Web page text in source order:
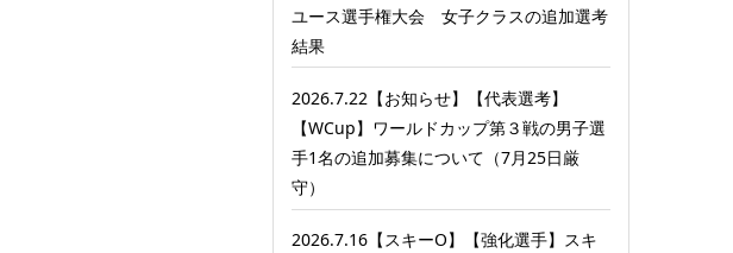
ユース選手権大会 女子クラスの追加選考
結果
2026.7.22【お知らせ】【代表選考】
【WCup】ワールドカップ第３戦の男子選
手1名の追加募集について（7月25日厳
守）
2026.7.16【スキーO】【強化選手】スキ